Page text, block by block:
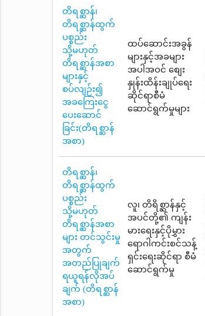
တိရစ္ဆာန်၊
တိရစ္ဆာန်ထွက်
ပစ္စည်း
သို့မဟုတ်
တိရစ္ဆာန်အစာ
များနှင့်
စပ်လျဉ်း၍
အခကြေးငွေ
ပေးဆောင်
ခြင်း(တိရစ္ဆာန်
အစာ)
ထပ်ဆောင်းအခွန်
များနှင့်အခများ
အပါအဝင် စျေး
နှုန်းထိန်းချုပ်ရေး
ဆိုင်ရာစီမံ
ဆောင်ရွက်မှုများ
တိရစ္ဆာန်၊
တိရစ္ဆာန်ထွက်
ပစ္စည်း
သို့မဟုတ်
တိရစ္ဆာန်အစာ
များ တင်သွင်းမှု
အတွက်
အတည်ပြုချက်
ရယူရန်လိုအပ်
ချက် (တိရစ္ဆာန်
အစာ)
လူ၊ တိရိစ္ဆာန်နှင့်
အပင်တို့၏ ကျန်း
မားရေးနှင့်ပိုမွှား
ရောဂါကင်းစင်သန့်
ရှင်းရေးဆိုင်ရာ စီမံ
ဆောင်ရွက်မှု